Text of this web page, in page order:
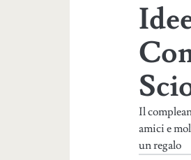
Il
amici e
un regalo